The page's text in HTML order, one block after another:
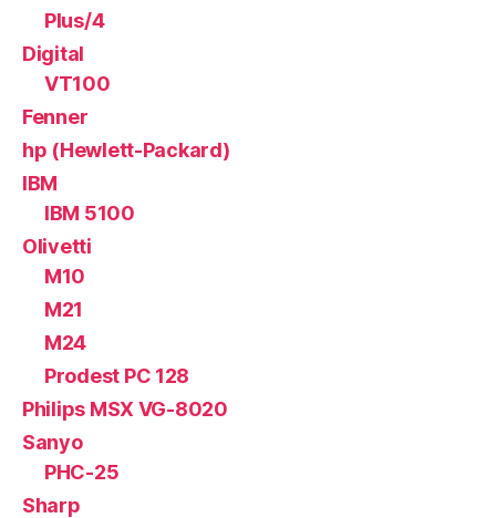
Plus/4
Digital
VT100
Fenner
hp (Hewlett-Packard)
IBM
IBM 5100
Olivetti
M10
M21
M24
Prodest PC 128
Philips MSX VG-8020
Sanyo
PHC-25
Sharp